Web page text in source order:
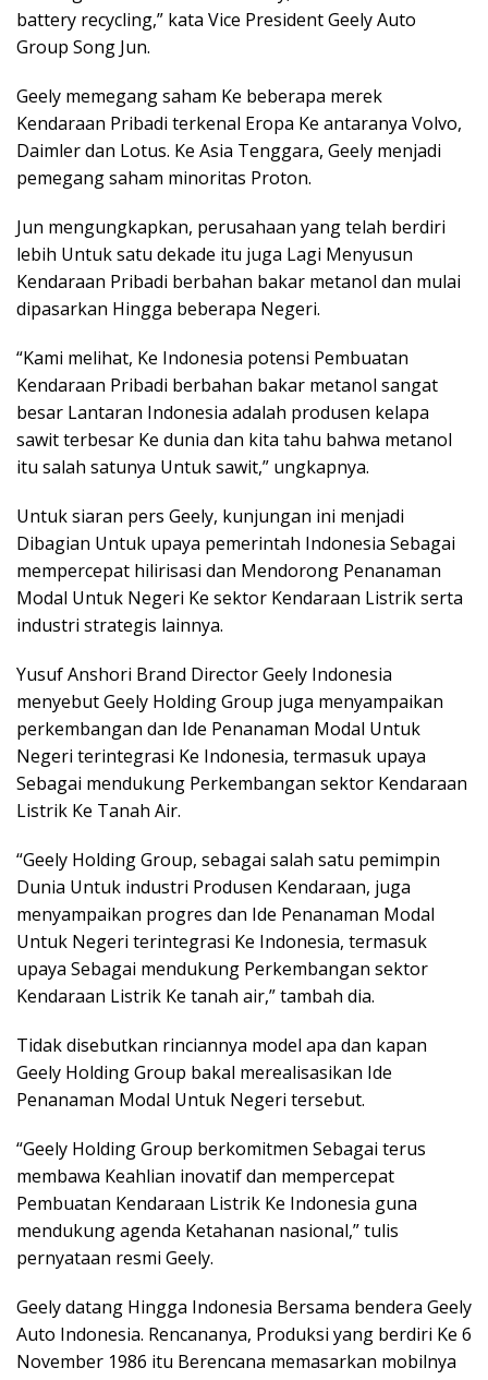
battery recycling,” kata Vice President Geely Auto
Group Song Jun.
Geely memegang saham Ke beberapa merek
Kendaraan Pribadi terkenal Eropa Ke antaranya Volvo,
Daimler dan Lotus. Ke Asia Tenggara, Geely menjadi
pemegang saham minoritas Proton.
Jun mengungkapkan, perusahaan yang telah berdiri
lebih Untuk satu dekade itu juga Lagi Menyusun
Kendaraan Pribadi berbahan bakar metanol dan mulai
dipasarkan Hingga beberapa Negeri.
“Kami melihat, Ke Indonesia potensi Pembuatan
Kendaraan Pribadi berbahan bakar metanol sangat
besar Lantaran Indonesia adalah produsen kelapa
sawit terbesar Ke dunia dan kita tahu bahwa metanol
itu salah satunya Untuk sawit,” ungkapnya.
Untuk siaran pers Geely, kunjungan ini menjadi
Dibagian Untuk upaya pemerintah Indonesia Sebagai
mempercepat hilirisasi dan Mendorong Penanaman
Modal Untuk Negeri Ke sektor Kendaraan Listrik serta
industri strategis lainnya.
Yusuf Anshori Brand Director Geely Indonesia
menyebut Geely Holding Group juga menyampaikan
perkembangan dan Ide Penanaman Modal Untuk
Negeri terintegrasi Ke Indonesia, termasuk upaya
Sebagai mendukung Perkembangan sektor Kendaraan
Listrik Ke Tanah Air.
“Geely Holding Group, sebagai salah satu pemimpin
Dunia Untuk industri Produsen Kendaraan, juga
menyampaikan progres dan Ide Penanaman Modal
Untuk Negeri terintegrasi Ke Indonesia, termasuk
upaya Sebagai mendukung Perkembangan sektor
Kendaraan Listrik Ke tanah air,” tambah dia.
Tidak disebutkan rinciannya model apa dan kapan
Geely Holding Group bakal merealisasikan Ide
Penanaman Modal Untuk Negeri tersebut.
“Geely Holding Group berkomitmen Sebagai terus
membawa Keahlian inovatif dan mempercepat
Pembuatan Kendaraan Listrik Ke Indonesia guna
mendukung agenda Ketahanan nasional,” tulis
pernyataan resmi Geely.
Geely datang Hingga Indonesia Bersama bendera Geely
Auto Indonesia. Rencananya, Produksi yang berdiri Ke 6
November 1986 itu Berencana memasarkan mobilnya